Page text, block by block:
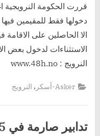
قررت الحكومة النرويجية
دخولها فقط للمقيمين
الا الحاصلين على
الاستثناءات لدخول بعض
النرويج : www.48h.no
Asker-أسكر , النرويج
تدابير صارمة في 15 بلدية نرويجية